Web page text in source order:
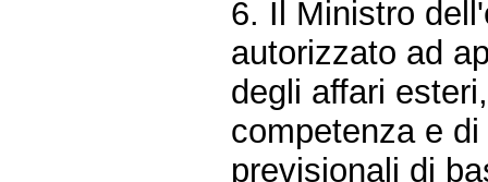
6. Il Ministro
autorizzato ad
degli affari
competenza e
previsionali di